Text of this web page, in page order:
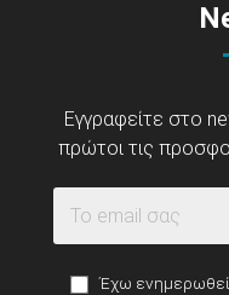
Εγγραφείτε στο
πρώτοι τις
Έχω